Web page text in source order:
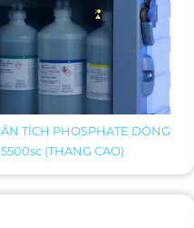
TÍCH PHOSPHATE DÒNG
5500sc (THANG CAO)